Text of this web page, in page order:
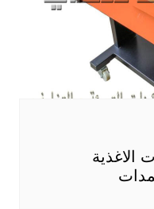
الاغذية